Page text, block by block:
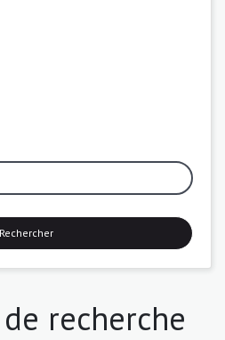
Rechercher
recherche